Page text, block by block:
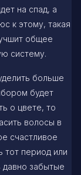
на спад, а
к этому, такая
общее
систему.
больше
будет
о цвете, то
волосы в
счастливое
период или
давно забытые